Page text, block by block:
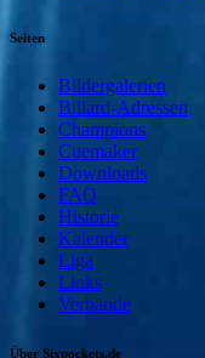
Seiten
Bildergalerien
Billard-Adressen
Champions
Cuemaker
Downloads
FAQ
Historie
Kalender
Liga
Links
Verbände
Über Sixpockets.de